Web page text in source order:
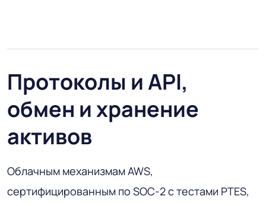
Протоколы и API,
обмен и хранение
активов
Облачным механизмам AWS,
сертифицированным по SOC-2 с тестами PTES,